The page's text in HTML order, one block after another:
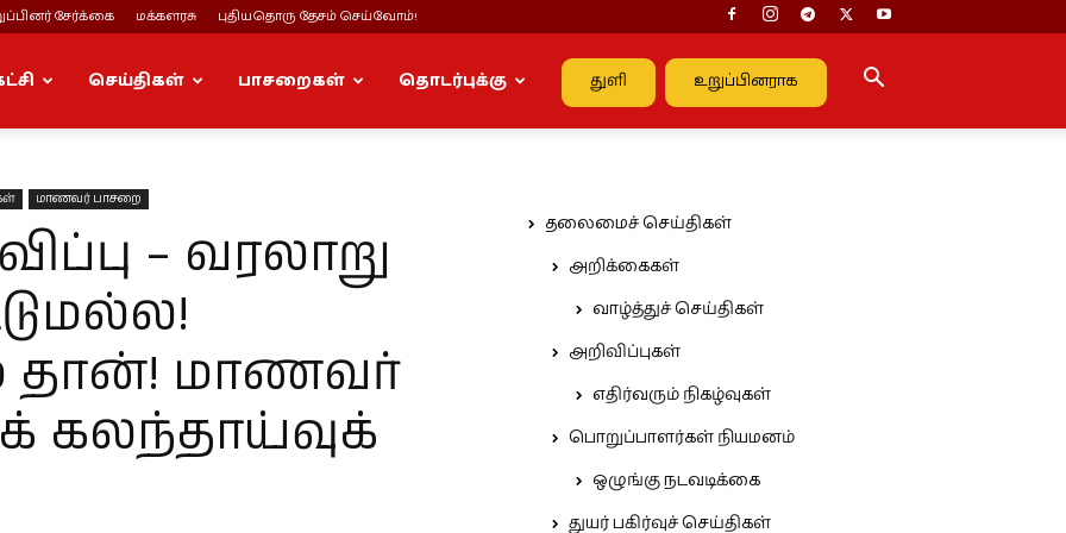
சேர்க்கை மக்களரசு புதியதொரு தேசம் செய்வோம்!
துளி உறுப்பினராக
செய்திகள் பாசறைகள் தொடர்புக்கு
மாணவர் பாசறை
– வரலாறு
தான்! மாணவர்
கலந்தாய்வுக்
தலைமைச் செய்திகள்
அறிக்கைகள்
வாழ்த்துச் செய்திகள்
அறிவிப்புகள்
எதிர்வரும் நிகழ்வுகள்
பொறுப்பாளர்கள் நியமனம்
ஒழுங்கு நடவடிக்கை
துயர் பகிர்வுச் செய்திகள்